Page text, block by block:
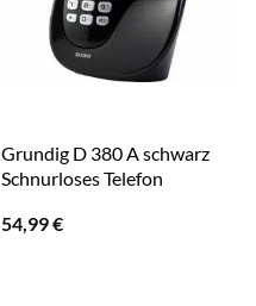
Grundig D 380 A schwarz
Schnurloses Telefon
54,99€